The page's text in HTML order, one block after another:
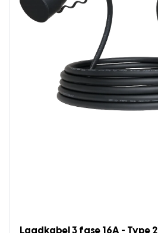
Laadkabel 3 fase 16A - Type 2